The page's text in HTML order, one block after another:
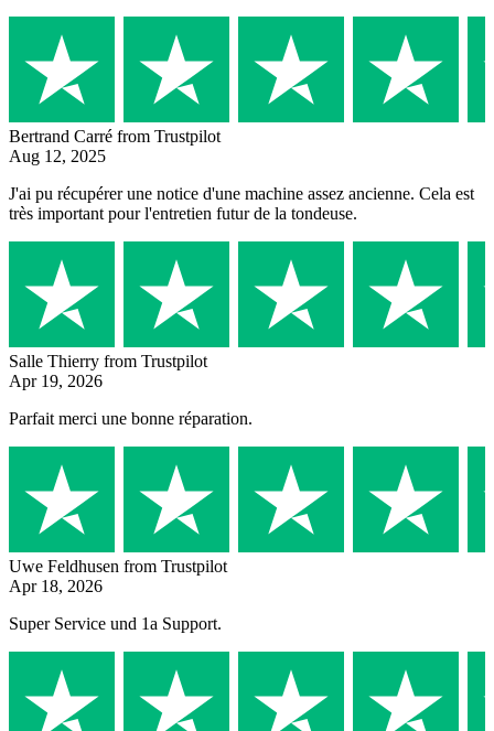
Bertrand Carré from Trustpilot
Aug 12, 2025
J'ai pu récupérer une notice d'une machine assez ancienne. Cela est
très important pour l'entretien futur de la tondeuse.
Salle Thierry from Trustpilot
Apr 19, 2026
Parfait merci une bonne réparation.
Uwe Feldhusen from Trustpilot
Apr 18, 2026
Super Service und 1a Support.